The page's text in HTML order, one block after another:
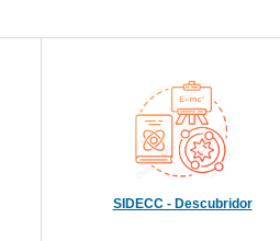
SIDECC - Descubridor